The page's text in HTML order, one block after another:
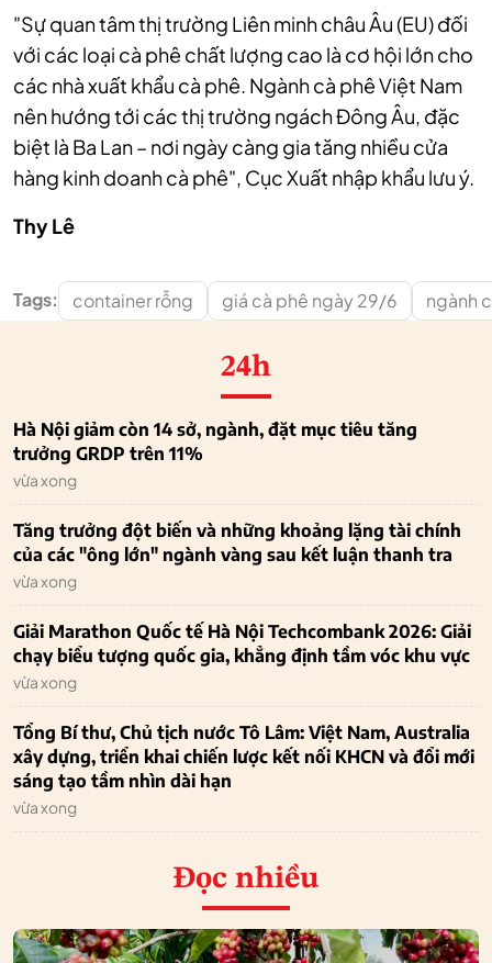
"Sự quan tâm thị trường Liên minh châu Âu (EU) đối
với các loại cà phê chất lượng cao là cơ hội lớn cho
các nhà xuất khẩu cà phê. Ngành cà phê Việt Nam
nên hướng tới các thị trường ngách Đông Âu, đặc
biệt là Ba Lan – nơi ngày càng gia tăng nhiều cửa
hàng kinh doanh cà phê", Cục Xuất nhập khẩu lưu ý.
Thy Lê
Tags: container rỗng giá cà phê ngày 29/6 ngành
24h
Hà Nội giảm còn 14 sở, ngành, đặt mục tiêu tăng
trưởng GRDP trên 11%
vừa xong
Tăng trưởng đột biến và những khoảng lặng tài chính
của các "ông lớn" ngành vàng sau kết luận thanh tra
vừa xong
Giải Marathon Quốc tế Hà Nội Techcombank 2026: Giải
chạy biểu tượng quốc gia, khẳng định tầm vóc khu vực
vừa xong
Tổng Bí thư, Chủ tịch nước Tô Lâm: Việt Nam, Australia
xây dựng, triển khai chiến lược kết nối KHCN và đổi mới
sáng tạo tầm nhìn dài hạn
vừa xong
Đọc nhiều